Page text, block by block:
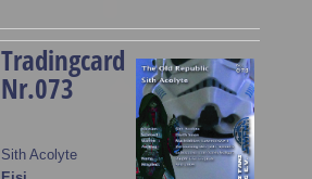
Tradingcard
Nr.073
Sith Acolyte